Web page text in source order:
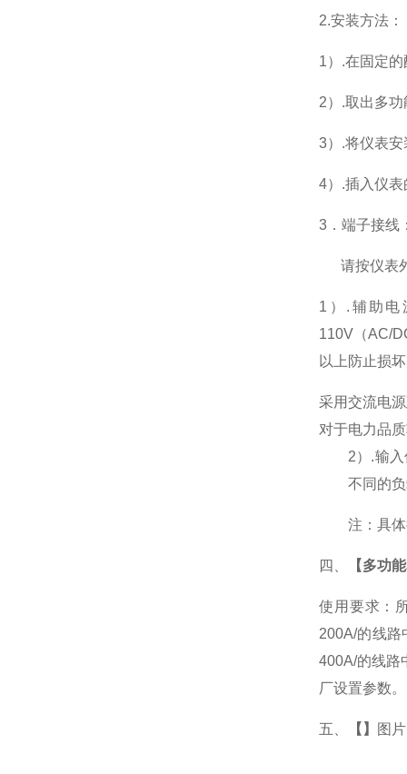
2.安装方法：
1）.在固定
2）.取出多
3）.将仪表
4）.插入仪
3 ．端子接线
请按仪表
1 ） . 辅助电
110V （AC/
以上防止损
采用交流电
对于电力品
2） .输
不同的
注：具
四、 【多功
使用要求：
200A/的线路
400A/的线路
厂设置参数。
五、 【】 图片